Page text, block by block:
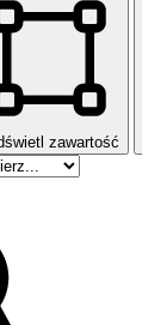
zawartość